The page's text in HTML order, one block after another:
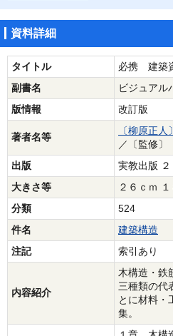
資料詳細
タイトル
必携 建築
副書名
ビジュアル
版情報
改訂版
著者名等
〔柳原正人〕
／〔監修〕
出版
実教出版 ２
大きさ等
２６ｃｍ １
分類
524
件名
建築構造
注記
索引あり
内容紹介
木構造・鉄
三種類の代
とに材料・
集。